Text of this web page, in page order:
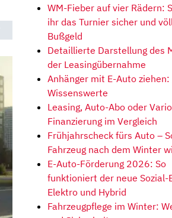
WM-Fieber auf vier Rädern:
ihr das Turnier sicher und
Bußgeld
Detaillierte Darstellung des
der Leasingübernahme
Anhänger mit E-Auto ziehen:
Wissenswerte
Leasing, Auto-Abo oder
Finanzierung im Vergleich
Frühjahrscheck fürs Auto –
Fahrzeug nach dem Winter
E-Auto-Förderung 2026: So
funktioniert der neue Sozial-
Elektro und Hybrid
Fahrzeugpflege im Winter: